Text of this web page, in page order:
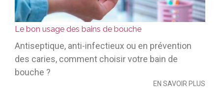
Le bon usage des bains de bouche
Antiseptique, anti-infectieux ou en prévention
des caries, comment choisir votre bain de
bouche ?
EN SAVOIR PLUS